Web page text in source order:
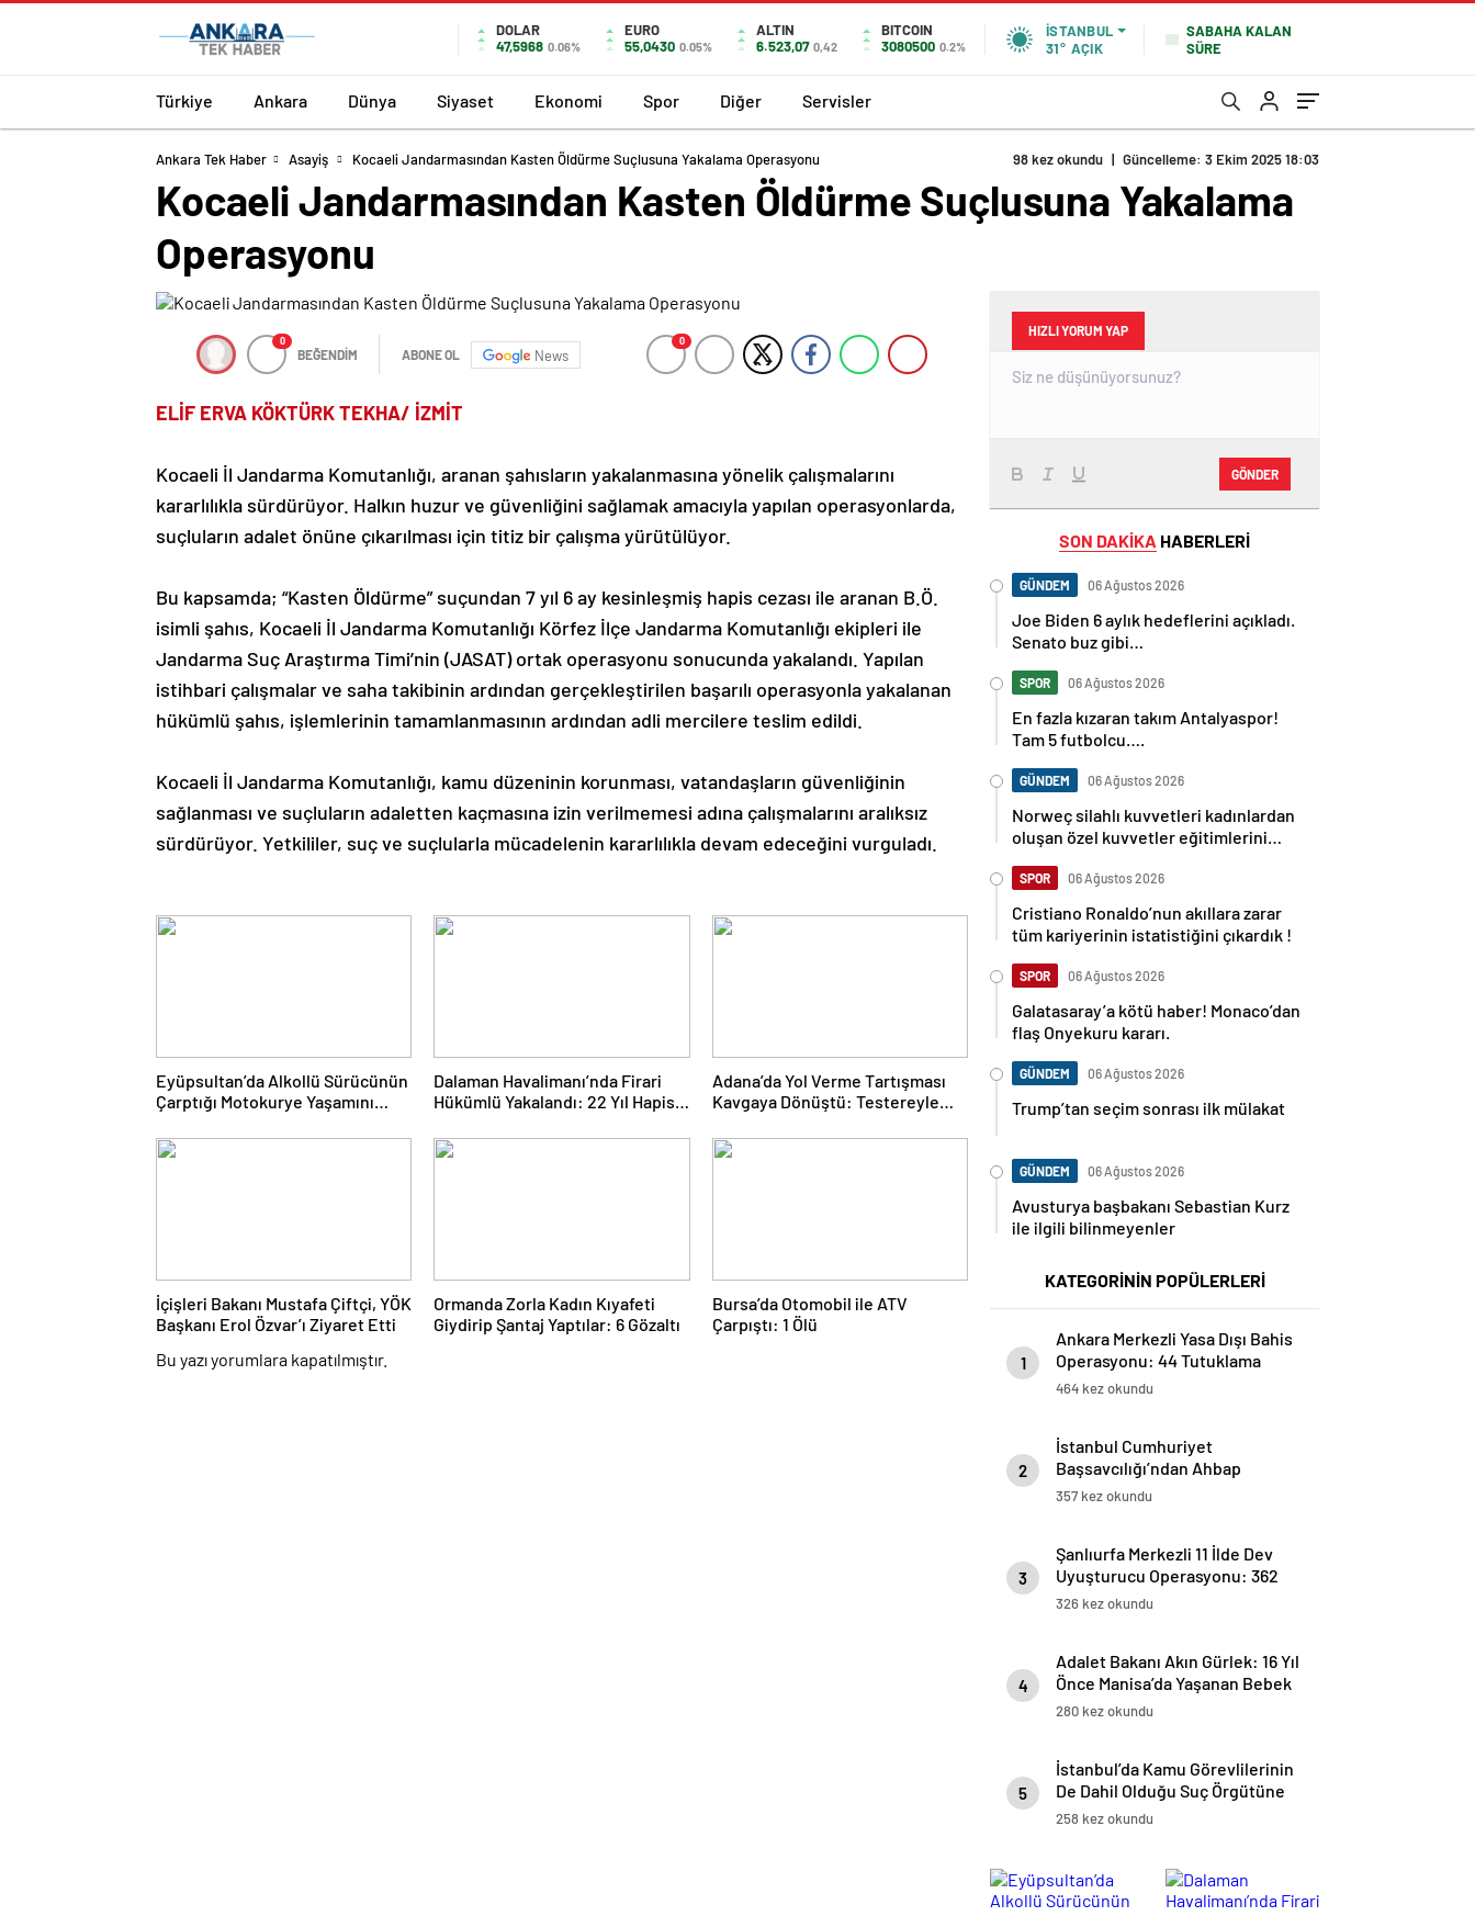
DOLAR
47,5968 0.06%
EURO
55,0430 0.05%
ALTIN
6.523,07 0,42
BITCOIN
3080500 0.2%
İSTANBUL
31° AÇIK
SABAHA KALAN
SÜRE
Türkiye Ankara Dünya Siyaset Ekonomi Spor Diğer Servisler
Ankara Tek Haber Asayiş Kocaeli Jandarmasından Kasten Öldürme Suçlusuna Yakalama Operasyonu 98 kez okundu | Güncelleme: 3 Ekim 2025 18:03
Kocaeli Jandarmasından Kasten Öldürme Suçlusuna Yakalama
Operasyonu
0
BEĞENDİM ABONE OL News
0
ELİF ERVA KÖKTÜRK TEKHA/ İZMİT
Kocaeli İl Jandarma Komutanlığı, aranan şahısların yakalanmasına yönelik çalışmalarını
kararlılıkla sürdürüyor. Halkın huzur ve güvenliğini sağlamak amacıyla yapılan operasyonlarda,
suçluların adalet önüne çıkarılması için titiz bir çalışma yürütülüyor.
Bu kapsamda; “Kasten Öldürme” suçundan 7 yıl 6 ay kesinleşmiş hapis cezası ile aranan B.Ö.
isimli şahıs, Kocaeli İl Jandarma Komutanlığı Körfez İlçe Jandarma Komutanlığı ekipleri ile
Jandarma Suç Araştırma Timi’nin (JASAT) ortak operasyonu sonucunda yakalandı. Yapılan
istihbari çalışmalar ve saha takibinin ardından gerçekleştirilen başarılı operasyonla yakalanan
hükümlü şahıs, işlemlerinin tamamlanmasının ardından adli mercilere teslim edildi.
Kocaeli İl Jandarma Komutanlığı, kamu düzeninin korunması, vatandaşların güvenliğinin
sağlanması ve suçluların adaletten kaçmasına izin verilmemesi adına çalışmalarını aralıksız
sürdürüyor. Yetkililer, suç ve suçlularla mücadelenin kararlılıkla devam edeceğini vurguladı.
Eyüpsultan’da Alkollü Sürücünün
Çarptığı Motokurye Yaşamını
Aileden Tepki
Dalaman Havalimanı’nda Firari
Hükümlü Yakalandı: 22 Yıl Hapis
Adana’da Yol Verme Tartışması
Kavgaya Dönüştü: Testereyle
İçişleri Bakanı Mustafa Çiftçi, YÖK
Başkanı Erol Özvar’ı Ziyaret Etti
Ormanda Zorla Kadın Kıyafeti
Giydirip Şantaj Yaptılar: 6 Gözaltı
Bursa’da Otomobil ile ATV
Çarpıştı: 1 Ölü
Bu yazı yorumlara kapatılmıştır.
HIZLI YORUM YAP
GÖNDER
SON DAKİKA HABERLERİ
GÜNDEM 06 Ağustos 2026
Joe Biden 6 aylık hedeflerini açıkladı.
Senato buz gibi…
SPOR 06 Ağustos 2026
En fazla kızaran takım Antalyaspor!
Tam 5 futbolcu….
GÜNDEM 06 Ağustos 2026
Norweç silahlı kuvvetleri kadınlardan
oluşan özel kuvvetler eğitimlerini
SPOR 06 Ağustos 2026
Cristiano Ronaldo’nun akıllara zarar
tüm kariyerinin istatistiğini çıkardık !
SPOR 06 Ağustos 2026
Galatasaray’a kötü haber! Monaco’dan
flaş Onyekuru kararı.
GÜNDEM 06 Ağustos 2026
Trump’tan seçim sonrası ilk mülakat
GÜNDEM 06 Ağustos 2026
Avusturya başbakanı Sebastian Kurz
ile ilgili bilinmeyenler
KATEGORİNİN POPÜLERLERİ
1
Ankara Merkezli Yasa Dışı Bahis
Operasyonu: 44 Tutuklama
464 kez okundu
2
İstanbul Cumhuriyet
Başsavcılığı’ndan Ahbap
Soruşturması: Bilirkişi Heyeti
357 kez okundu
3
Şanlıurfa Merkezli 11 İlde Dev
Uyuşturucu Operasyonu: 362
Şüpheli Hakkında Yakalama
326 kez okundu
4
Adalet Bakanı Akın Gürlek: 16 Yıl
Önce Manisa’da Yaşanan Bebek
Ölümü Hadisesi Aydınlatıldı
280 kez okundu
5
İstanbul’da Kamu Görevlilerinin
De Dahil Olduğu Suç Örgütüne
Darbe: 37 Gözaltı
258 kez okundu